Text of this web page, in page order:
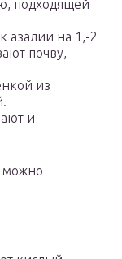
подходящей
азалии на 1,-2
почву,
из
и
можно